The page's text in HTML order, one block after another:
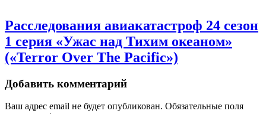
Расследования авиакатастроф 24 сезон
1 серия «Ужас над Тихим океаном»
(«Terror Over The Pacific»)
Добавить комментарий
Ваш адрес email не будет опубликован. Обязательные поля